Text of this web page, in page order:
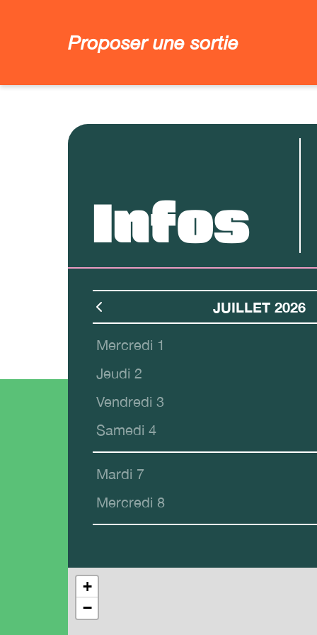
Proposer une sortie
Infos
JUILLET 2026
Mercredi 1
Jeudi 2
Vendredi 3
Samedi 4
Mardi 7
Mercredi 8
+
−